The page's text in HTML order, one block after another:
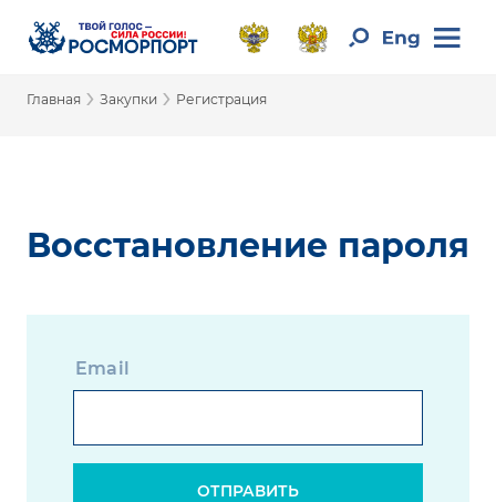
Главная › Закупки › Регистрация
Восстановление пароля
Email
ОТПРАВИТЬ